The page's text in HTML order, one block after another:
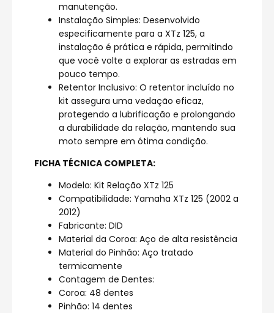
manutenção.
Instalação Simples: Desenvolvido
especificamente para a XTz 125, a
instalação é prática e rápida, permitindo
que você volte a explorar as estradas em
pouco tempo.
Retentor Inclusivo: O retentor incluído no
kit assegura uma vedação eficaz,
protegendo a lubrificação e prolongando
a durabilidade da relação, mantendo sua
moto sempre em ótima condição.
FICHA TÉCNICA COMPLETA:
Modelo: Kit Relação XTz 125
Compatibilidade: Yamaha XTz 125 (2002 a
2012)
Fabricante: DID
Material da Coroa: Aço de alta resistência
Material do Pinhão: Aço tratado
termicamente
Contagem de Dentes:
Coroa: 48 dentes
Pinhão: 14 dentes